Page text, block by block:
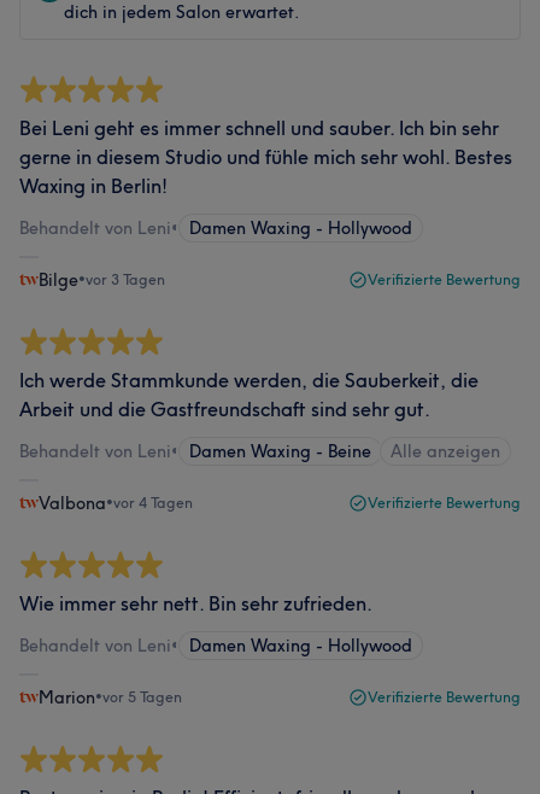
dich in jedem Salon erwartet.
Bei Leni geht es immer schnell und sauber. Ich bin sehr
gerne in diesem Studio und fühle mich sehr wohl. Bestes
Waxing in Berlin!
Behandelt von Leni• Damen Waxing - Hollywood
Bilge•vor 3 Tagen Verifizierte Bewertung
Ich werde Stammkunde werden, die Sauberkeit, die
Arbeit und die Gastfreundschaft sind sehr gut.
Behandelt von Leni• Damen Waxing - Beine Alle anzeigen
Valbona•vor 4 Tagen Verifizierte Bewertung
Wie immer sehr nett. Bin sehr zufrieden.
Behandelt von Leni• Damen Waxing - Hollywood
Marion•vor 5 Tagen Verifizierte Bewertung